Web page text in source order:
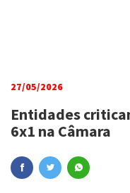
27/05/2026
Entidades
6x1 na Câmara